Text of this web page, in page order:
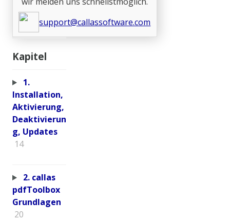
support@callassoftware.com
Kapitel
1.
Installation,
Aktivierung,
Deaktivierun
g, Updates
14
2. callas
pdfToolbox
Grundlagen
20